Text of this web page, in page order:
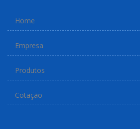
Home
Empresa
Produtos
Cotação